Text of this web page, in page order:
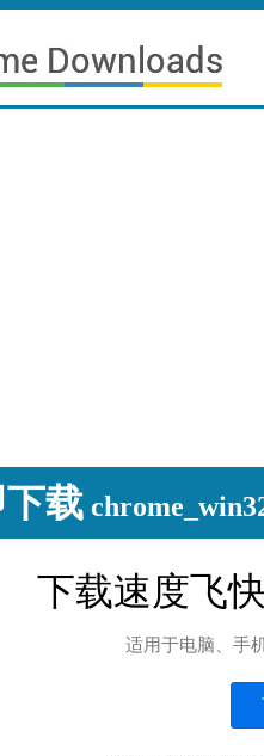
载
下载速度飞
适用于电脑、手